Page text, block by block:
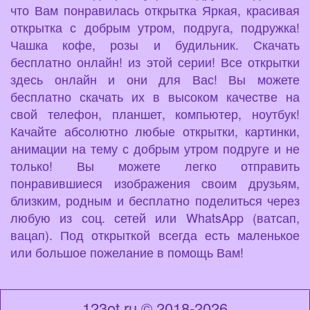
что Вам понравилась открытка Яркая, красивая
открытка с добрым утром, подруга, подружка!
Чашка кофе, розы и будильник. Скачать
бесплатно онлайн! из этой серии! Все открытки
здесь онлайн и они для Вас! Вы можете
бесплатно скачать их в высоком качестве на
свой телефон, планшет, компьютер, ноутбук!
Качайте абсолютно любые открытки, картинки,
анимации на тему с добрым утром подруге и не
только! Вы можете легко отправить
понравившиеся изображения своим друзьям,
близким, родным и бесплатно поделиться через
любую из соц. сетей или WhatsApp (ватсап,
вацап). Под открыткой всегда есть маленькое
или большое пожелание в помощь Вам!